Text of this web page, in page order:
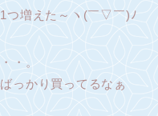
つ増えた～ヽ(￣▽￣)ﾉ
・。
っかり買ってるなぁ